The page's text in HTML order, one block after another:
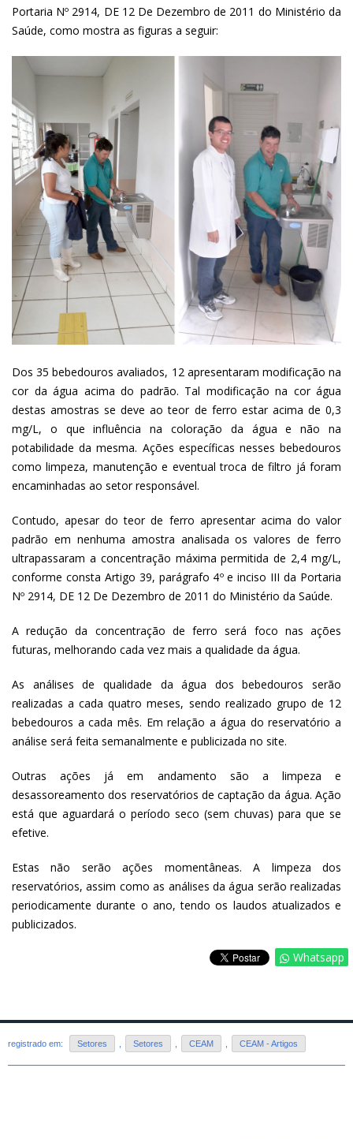
Portaria Nº 2914, DE 12 De Dezembro de 2011 do Ministério da
Saúde, como mostra as figuras a seguir:
Dos 35 bebedouros avaliados, 12 apresentaram modificação na
cor da água acima do padrão. Tal modificação na cor água
destas amostras se deve ao teor de ferro estar acima de 0,3
mg/L, o que influência na coloração da água e não na
potabilidade da mesma. Ações específicas nesses bebedouros
como limpeza, manutenção e eventual troca de filtro já foram
encaminhadas ao setor responsável.
Contudo, apesar do teor de ferro apresentar acima do valor
padrão em nenhuma amostra analisada os valores de ferro
ultrapassaram a concentração máxima permitida de 2,4 mg/L,
conforme consta Artigo 39, parágrafo 4º e inciso III da Portaria
Nº 2914, DE 12 De Dezembro de 2011 do Ministério da Saúde.
A redução da concentração de ferro será foco nas ações
futuras, melhorando cada vez mais a qualidade da água.
As análises de qualidade da água dos bebedouros serão
realizadas a cada quatro meses, sendo realizado grupo de 12
bebedouros a cada mês. Em relação a água do reservatório a
análise será feita semanalmente e publicizada no site.
Outras ações já em andamento são a limpeza e
desassoreamento dos reservatórios de captação da água. Ação
está que aguardará o período seco (sem chuvas) para que se
efetive.
Estas não serão ações momentâneas. A limpeza dos
reservatórios, assim como as análises da água serão realizadas
periodicamente durante o ano, tendo os laudos atualizados e
publicizados.
Whatsapp
registrado em: Setores Setores CEAM CEAM - Artigos